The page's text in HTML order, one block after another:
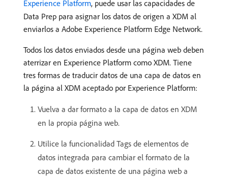
Experience Platform, puede usar las capacidades de
Data Prep para asignar los datos de origen a XDM al
enviarlos a Adobe Experience Platform Edge Network.
Todos los datos enviados desde una página web deben
aterrizar en Experience Platform como XDM. Tiene
tres formas de traducir datos de una capa de datos en
la página al XDM aceptado por Experience Platform:
Vuelva a dar formato a la capa de datos en XDM
en la propia página web.
Utilice la funcionalidad Tags de elementos de
datos integrada para cambiar el formato de la
capa de datos existente de una página web a